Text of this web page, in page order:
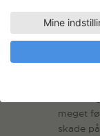
næppe
At gå i
meget
skade
Mine